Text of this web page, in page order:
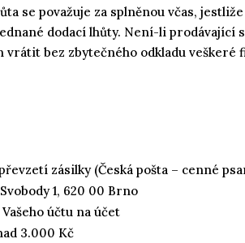
se považuje za splněnou včas,
dodací lhůty. Není-li
bez zbytečného odkladu
zásilky (Česká pošta – cenné
1, 620 00 Brno
účtu na účet
3.000 Kč